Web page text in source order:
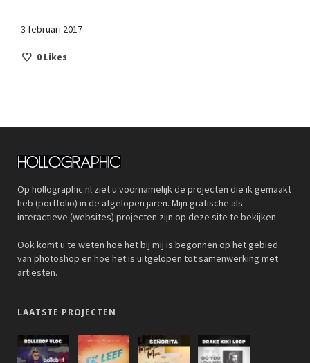
3 februari 2017
0 Likes
Op hollographic.nl ziet u voornamelijk de projecten die ik gemaakt
heb (portfolio) in de afgelopen jaren. Mijn grafische als
interactieve (websites) projecten zijn op deze site te bekijken.
Ook komt u te weten hoe het bij mij is begonnen op het gebied
van photoshop en hoe het is uitgelopen tot samenwerking met
artiesten.
LAATSTE PROJECTEN